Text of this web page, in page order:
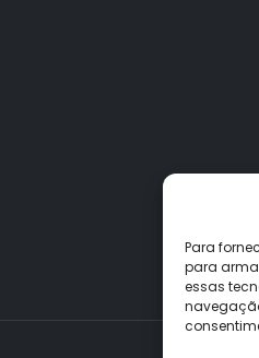
Para
para
essas